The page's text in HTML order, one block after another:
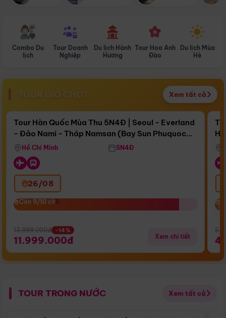
Combo Du
lịch
Tour Doanh
Nghiệp
Du lịch Hành
Hương
Tour Hoa Anh
Đào
Du lịch Mùa
Hè
TOUR GIỜ CHÓT Xem tất cả
Còn16 ngày 10:23:51
Bay Sun Phuquoc Airways
Điểm nổi bật
Tour Hàn Quốc Mùa Thu 5N4Đ | Seoul - Everland
- Đảo Nami - Tháp Namsan (Bay Sun Phuquoc
Airways)
Hồ Chí Minh 5N4Đ
26/08
Còn 9/10 chỗ
Còn 9/10 chỗ
13.999.000đ -14%
11.999.000đ Xem chi tiết
TOUR TRONG NƯỚC Xem tất cả
Điểm nổi bật